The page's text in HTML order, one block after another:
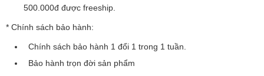
500.000đ được freeship.
* Chính sách bảo hành:
Chính sách bảo hành 1 đổi 1 trong 1 tuần.
Bảo hành trọn đời sản phẩm